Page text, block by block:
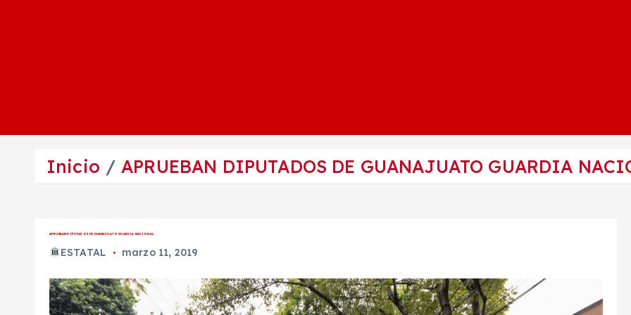
Inicio APRUEBAN DIPUTADOS DE GUANAJUATO GUARDIA
APRUEBAN DIPUTADOS DE GUANAJUATO GUARDIA NACIONAL.
ESTATAL marzo 11, 2019